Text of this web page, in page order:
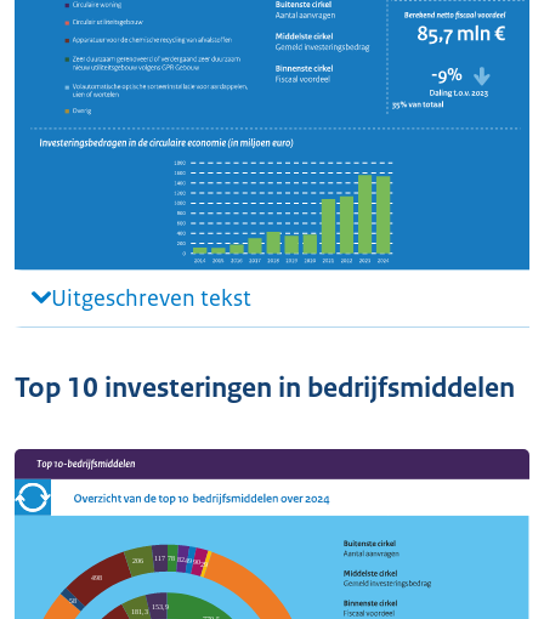
Uitgeschreven tekst
Top 10 investeringen in bedrijfsmiddelen